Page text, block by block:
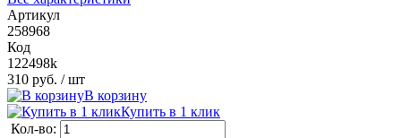
Артикул
258968
Код
122498k
310 руб. / шт
В корзину
Купить в 1 клик
Кол-во: